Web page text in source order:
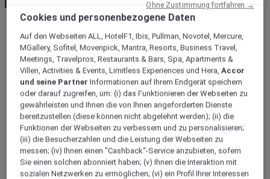
Homepage
Reiseführer
Entdecken Sie die Vielfalt der Welt
Erkunden Sie einen regionalen Markt in Lima und probieren
Sie zahlreiche peruanische Spezialitäten
Cookies und personenbezogene Daten
Auf den Webseiten ALL, HotelF1, Ibis, Pullman, Novotel, Mercure,
MGallery, Sofitel, Movenpick, Mantra, Resorts, Business Travel,
Meetings, Travelpros, Restaurants & Bars, Spa, Apartments &
Villen, Activities & Events, Limitless Experiences und Hera,Accor
und seine Partner Informationen auf Ihrem Endgerät speichern
oder darauf zugreifen, um: (i) das Funktionieren der Webseiten zu
gewährleisten und Ihnen die von Ihnen angeforderten Dienste
bereitzustellen (diese können nicht abgelehnt werden); (ii) die
Funktionen der Webseiten zu verbessern und zu personalisieren;
(iii) die Besucherzahlen und die Leistung der Webseiten zu
messen; (iv) Ihnen einen "Cashback“-Service anzubieten, sofern
Sie einen solchen abonniert haben; (v) Ihnen die Interaktion mit
sozialen Netzwerken zu ermöglichen; (vi) ein Profil Ihrer Interessen
Ohne Zustimmung fortfahren →